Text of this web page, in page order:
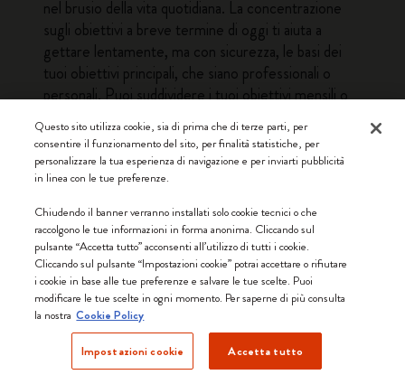
nel brusio della vita quotidiana. La concentrazione
sugli obiettivi a breve termine di oggi ti aiuta a
gettare lentamente, ma con sicurezza, le basi dei
tuoi obiettivi principali, che siano professionali o
personali. Puoi suddividere i tuoi obiettivi mensili o
annuali in micro-attività, elencandole e spuntandole
una ad una.
Il tuo diario personale
Oltre a contribuire a migliorare la produttività, la tua
agenda giornaliera può anche diventare la tua
confidente: un’amica fidata a cui puoi confidare i tuoi
stati d’animo, umore ed emozioni. Le sue pagine
discretamente accoglienti, riservate e prive di
distrazioni rappresentano il luogo ideale dove tenere
un breve diario giornaliero. Prendendoti un
momento ogni giorno per ritrovare te stesso,
registrare ciò che hai fatto e come ti sei sentito ti
Questo sito utilizza cookie, sia di prima che di terze parti, per
consentire il funzionamento del sito, per finalità statistiche, per
personalizzare la tua esperienza di navigazione e per inviarti pubblicità
in linea con le tue preferenze.
Chiudendo il banner verranno installati solo cookie tecnici o che
raccolgono le tue informazioni in forma anonima. Cliccando sul
pulsante “Accetta tutto” acconsenti all’utilizzo di tutti i cookie.
Cliccando sul pulsante “Impostazioni cookie” potrai accettare o rifiutare
i cookie in base alle tue preferenze e salvare le tue scelte. Puoi
modificare le tue scelte in ogni momento. Per saperne di più consulta
la nostra Cookie Policy
Impostazioni cookie Accetta tutto